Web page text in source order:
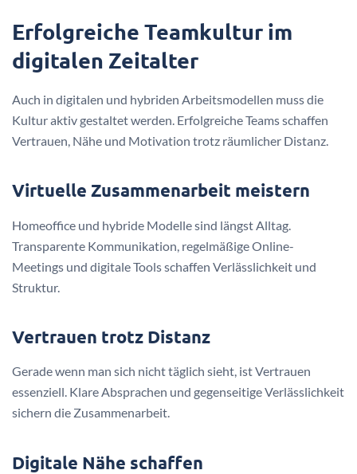
Erfolgreiche Teamkultur im
digitalen Zeitalter
Auch in digitalen und hybriden Arbeitsmodellen muss die
Kultur aktiv gestaltet werden. Erfolgreiche Teams schaffen
Vertrauen, Nähe und Motivation trotz räumlicher Distanz.
Virtuelle Zusammenarbeit meistern
Homeoffice und hybride Modelle sind längst Alltag.
Transparente Kommunikation, regelmäßige Online-
Meetings und digitale Tools schaffen Verlässlichkeit und
Struktur.
Vertrauen trotz Distanz
Gerade wenn man sich nicht täglich sieht, ist Vertrauen
essenziell. Klare Absprachen und gegenseitige Verlässlichkeit
sichern die Zusammenarbeit.
Digitale Nähe schaffen